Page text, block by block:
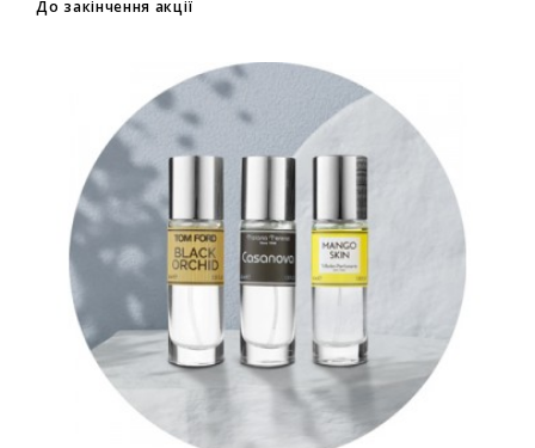
обмежена..
До закінчення акції